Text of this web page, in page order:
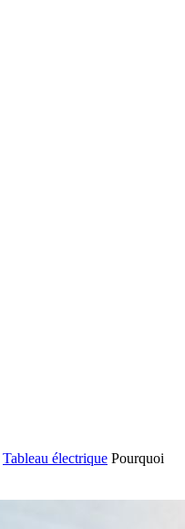
Tableau électrique Pourquoi